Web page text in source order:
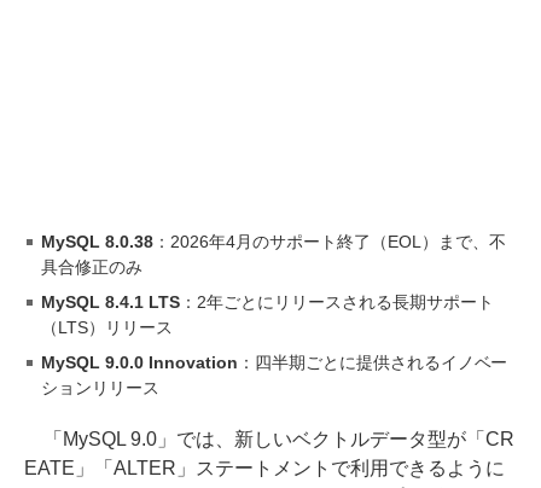
MySQL 8.0.38：2026年4月のサポート終了（EOL）まで、不
具合修正のみ
MySQL 8.4.1 LTS：2年ごとにリリースされる長期サポート
（LTS）リリース
MySQL 9.0.0 Innovation ：四半期ごとに提供されるイノベー
ションリリース
「MySQL 9.0」では、新しいベクトルデータ型が「CR
EATE」「ALTER」ステートメントで利用できるように